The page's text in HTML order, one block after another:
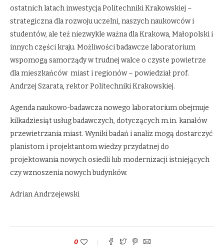
ostatnich latach inwestycja Politechniki Krakowskiej –
strategiczna dla rozwoju uczelni, naszych naukowców i
studentów, ale też niezwykle ważna dla Krakowa, Małopolski i
innych części kraju. Możliwości badawcze laboratorium
wspomogą samorządy w trudnej walce o czyste powietrze
dla mieszkańców miast i regionów – powiedział prof.
Andrzej Szarata, rektor Politechniki Krakowskiej.
Agenda naukowo-badawcza nowego laboratorium obejmuje
kilkadziesiąt usług badawczych, dotyczących m.in. kanałów
przewietrzania miast. Wyniki badań i analiz mogą dostarczyć
planistom i projektantom wiedzy przydatnej do
projektowania nowych osiedli lub modernizacji istniejących
czy wznoszenia nowych budynków.
Adrian Andrzejewski
0